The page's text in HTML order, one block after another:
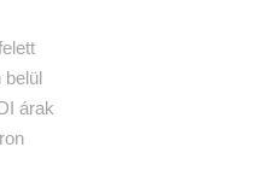
belül
árak